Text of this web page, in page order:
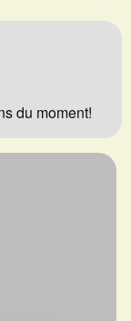
du moment!